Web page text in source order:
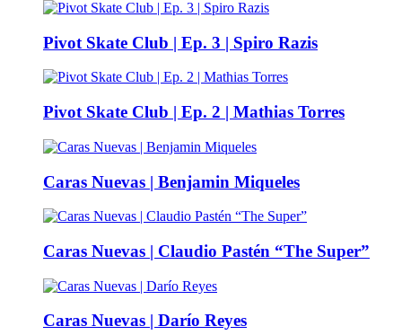
Pivot Skate Club | Ep. 3 | Spiro Razis
Pivot Skate Club | Ep. 2 | Mathias Torres
Caras Nuevas | Benjamin Miqueles
Caras Nuevas | Claudio Pastén “The Super”
Caras Nuevas | Darío Reyes